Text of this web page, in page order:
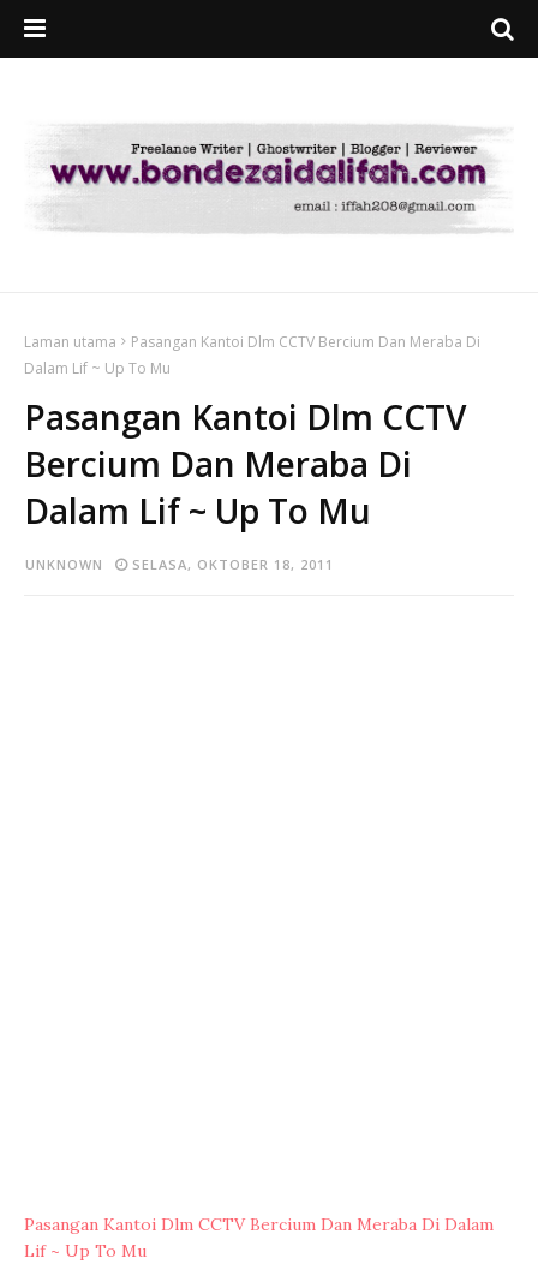
Laman utama
Pasangan Kantoi Dlm CCTV Bercium Dan Meraba Di
Dalam Lif ~ Up To Mu
Pasangan Kantoi Dlm CCTV
Bercium Dan Meraba Di
Dalam Lif ~ Up To Mu
UNKNOWN SELASA, OKTOBER 18, 2011
Pasangan Kantoi Dlm CCTV Bercium Dan Meraba Di Dalam
Lif ~ Up To Mu